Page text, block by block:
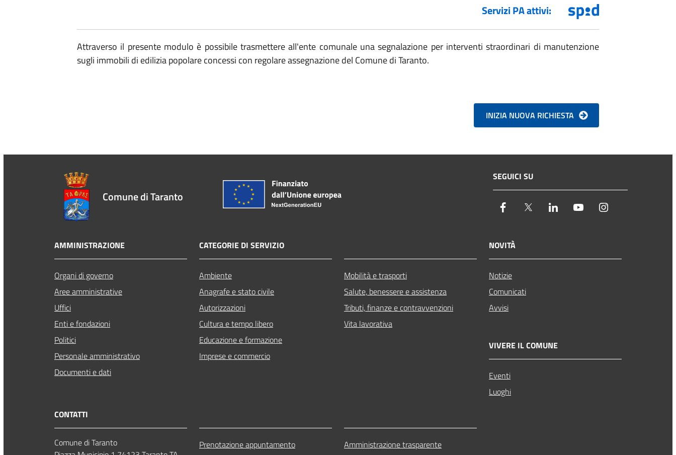
Servizi PA attivi:
Attraverso il presente modulo è possibile trasmettere all'ente comunale una segnalazione per interventi straordinari di manutenzione
sugli immobili di edilizia popolare concessi con regolare assegnazione del Comune di Taranto.
Comune di Taranto
SEGUICI SU
facebook twitter linkedin youtube
AMMINISTRAZIONE
Organi di governo
Aree amministrative
Uffici
Enti e fondazioni
Politici
Personale amministrativo
Documenti e dati
CATEGORIE DI SERVIZIO
Ambiente
Anagrafe e stato civile
Autorizzazioni
Cultura e tempo libero
Educazione e formazione
Imprese e commercio
Mobilità e trasporti
Salute, benessere e assistenza
Tributi, finanze e contravvenzioni
Vita lavorativa
NOVITÀ
Notizie
Comunicati
Avvisi
VIVERE IL COMUNE
Eventi
Luoghi
CONTATTI
Comune di Taranto
Prenotazione appuntamento
Amministrazione trasparente